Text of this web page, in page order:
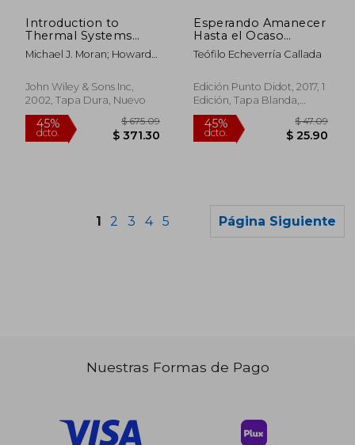
$ 512.78 45%
Introduction to
Thermal Systems
Engineering:
Thermodynamics,
Heat Transfer (en
Inglés)
Michael J. Moran; Howard
Munson; David P. Dewitt
John Wiley & Sons Inc,
2002, Tapa Dura, Nuevo
Esperando Amanecer
Hasta el Ocaso
(Didot)
Teófilo Echeverría Callada
Edición Punto Didot, 2017, 1
Edición, Tapa Blanda,
Nuevo
1 2 3 4 5 Página Siguiente
Nuestras Formas de Pago